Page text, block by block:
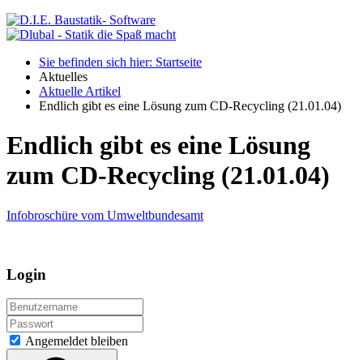
Sie befinden sich hier: Startseite
Aktuelles
Aktuelle Artikel
Endlich gibt es eine Lösung zum CD-Recycling (21.01.04)
Endlich gibt es eine Lösung
zum CD-Recycling (21.01.04)
Infobroschüre vom Umweltbundesamt
Login
Angemeldet bleiben